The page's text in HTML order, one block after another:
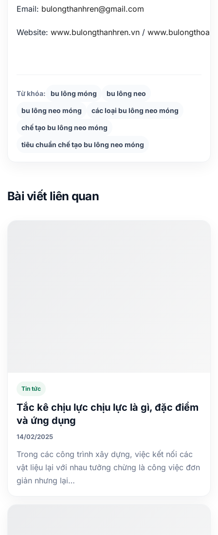
Email: bulongthanhren@gmail.com
Website: www.bulongthanhren.vn /
Từ khóa: bu lông móng bu lông neo
bu lông neo móng các loại bu lông neo móng
chế tạo bu lông neo móng
tiêu chuẩn chế tạo bu lông neo móng
Bài viết liên quan
Tin tức
Tắc kê chịu lực chịu lực là gì, đặc điểm
và ứng dụng
14/02/2025
Trong các công trình xây dựng, việc kết nối các
vật liệu lại với nhau tưởng chừng là công việc đơn
giản nhưng lại…